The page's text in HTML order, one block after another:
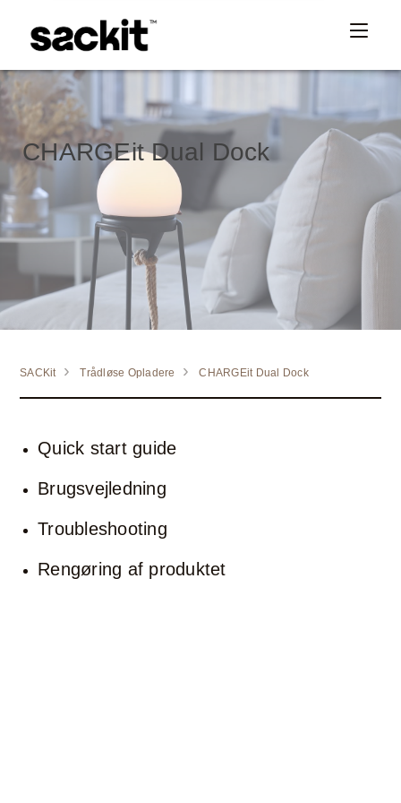
CHARGEit Dual Dock
SACKit Trådløse Opladere CHARGEit Dual Dock
Quick start guide
Brugsvejledning
Troubleshooting
Rengøring af produktet